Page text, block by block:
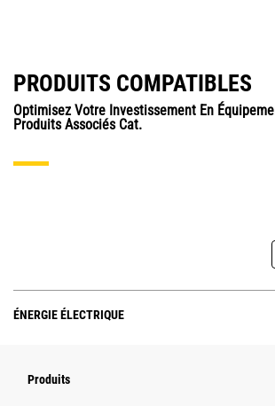
PRODUITS COMPATIBLES
Optimisez Votre Investissement En
Produits Associés Cat.
ÉNERGIE ÉLECTRIQUE
Produits